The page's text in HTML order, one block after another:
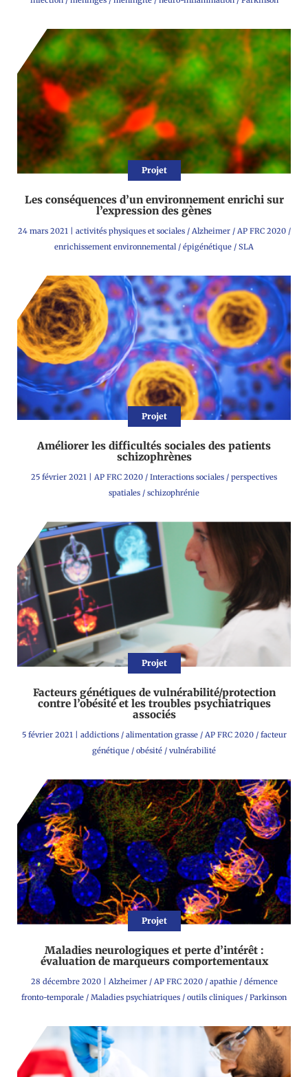
Projet
Les conséquences d’un environnement enrichi sur
l’expression des gènes
24 mars 2021 | activités physiques et sociales/ Alzheimer/ AP FRC 2020/
enrichissement environnemental / épigénétique / SLA
Projet
Améliorer les difficultés sociales des patients
schizophrènes
25 février 2021 AP FRC 2020 / Interactions sociales / perspectives
spatiales / schizophrénie
Projet
Facteurs génétiques de vulnérabilité/protection
contre l’obésité et les troubles psychiatriques
associés
5 février 2021| addictions/ alimentation grasse/ AP FRC 2020/ facteur
génétique / obésité / vulnérabilité
Projet
Maladies neurologiques et perte d’intérêt :
évaluation de marqueurs comportementaux
28 décembre 2020| Alzheimer/ AP FRC 2020/ apathie/ démence
fronto-temporale / Maladies psychiatriques / outils cliniques / Parkinson